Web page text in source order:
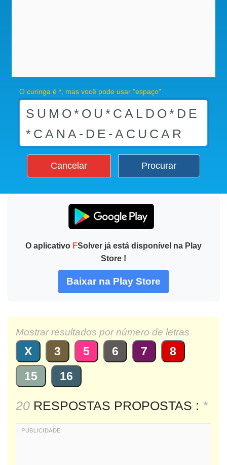
O curinga é *, mas você pode usar "espaço"
Cancelar Procurar
O aplicativo FSolver já está disponível na Play
Store !
Baixar na Play Store
Mostrar resultados por número de letras
X 3 5 6 7
8
15
16
20 RESPOSTAS PROPOSTAS : *